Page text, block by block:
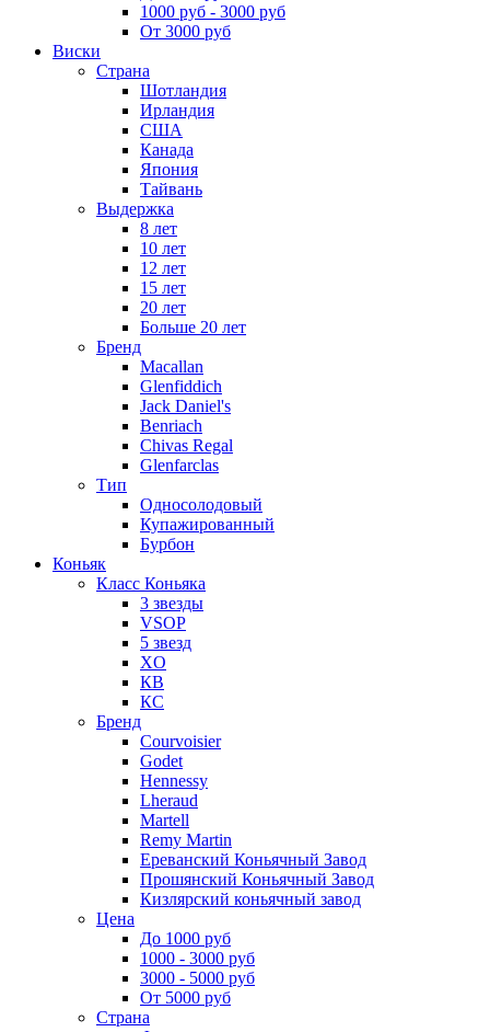
1000 руб - 3000 руб
От 3000 руб
Виски
Страна
Шотландия
Ирландия
США
Канада
Япония
Тайвань
Выдержка
8 лет
10 лет
12 лет
15 лет
20 лет
Больше 20 лет
Бренд
Macallan
Glenfiddich
Jack Daniel's
Benriach
Chivas Regal
Glenfarclas
Тип
Односолодовый
Купажированный
Бурбон
Коньяк
Класс Коньяка
3 звезды
VSOP
5 звезд
XO
КВ
КС
Бренд
Courvoisier
Godet
Hennessy
Lheraud
Martell
Remy Martin
Ереванский Коньячный Завод
Прошянский Коньячный Завод
Кизлярский коньячный завод
Цена
До 1000 руб
1000 - 3000 руб
3000 - 5000 руб
От 5000 руб
Страна